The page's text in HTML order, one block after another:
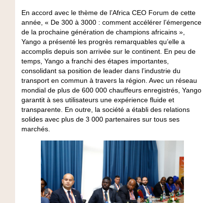
En accord avec le thème de l’Africa CEO Forum de cette
année, « De 300 à 3000 : comment accélérer l’émergence
de la prochaine génération de champions africains »,
Yango a présenté les progrès remarquables qu’elle a
accomplis depuis son arrivée sur le continent. En peu de
temps, Yango a franchi des étapes importantes,
consolidant sa position de leader dans l’industrie du
transport en commun à travers la région. Avec un réseau
mondial de plus de 600 000 chauffeurs enregistrés, Yango
garantit à ses utilisateurs une expérience fluide et
transparente. En outre, la société a établi des relations
solides avec plus de 3 000 partenaires sur tous ses
marchés.